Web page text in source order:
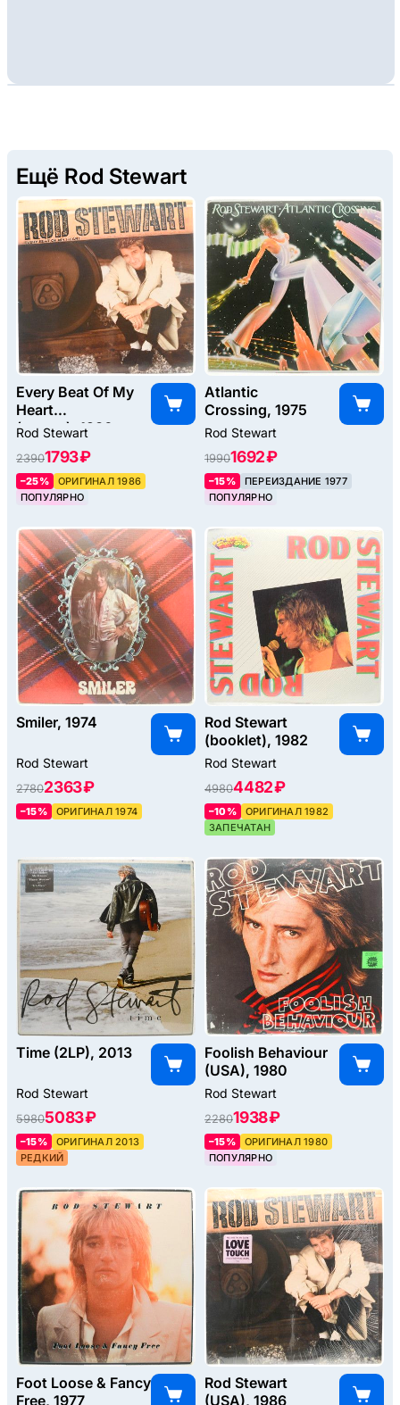
Ещё Rod Stewart
Every Beat Of My
Heart
(poster), 1986
Rod Stewart
23901793 ₽
–25%
ОРИГИНАЛ 1986
ПОПУЛЯРНО
Atlantic
Crossing, 1975
Rod Stewart
19901692 ₽
–15%
ПЕРЕИЗДАНИЕ 1977
ПОПУЛЯРНО
Smiler, 1974
Rod Stewart
27802363 ₽
–15% ОРИГИНАЛ 1974
Rod Stewart
(booklet), 1982
Rod Stewart
49804482 ₽
–10%
ОРИГИНАЛ 1982
ЗАПЕЧАТАН
Time (2LP), 2013
Rod Stewart
59805083 ₽
–15%
ОРИГИНАЛ 2013
РЕДКИЙ
Foolish Behaviour
(USA), 1980
Rod Stewart
22801938 ₽
–15%
ОРИГИНАЛ 1980
ПОПУЛЯРНО
Foot Loose & Fancy
Free, 1977
Rod Stewart
(USA), 1986